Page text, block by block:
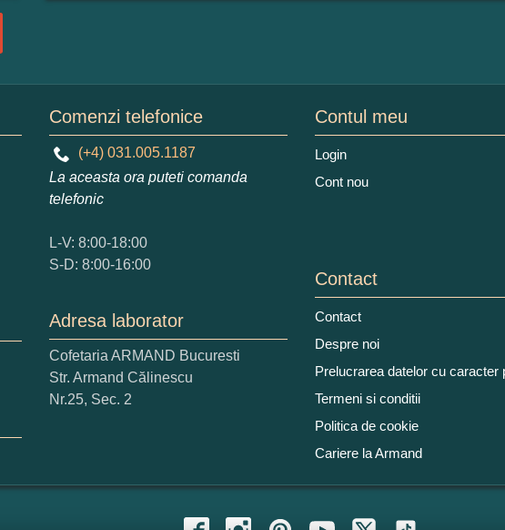
Adaugati o parere despre acest produs:
1 2 3
Nu tocmai bun
Excelent!
Copiati alaturi numarul din imagine:
Comenzi telefonice
(+4) 031.005.1187
La aceasta ora puteti comanda
telefonic
L-V: 8:00-18:00
S-D: 8:00-16:00
Adresa laborator
Cofetaria ARMAND Bucuresti
Str. Armand Călinescu
Nr.25, Sec. 2
Contul meu
Login
Cont nou
Contact
Contact
Despre noi
Prelucrarea datelor cu caracter
Termeni si conditii
Politica de cookie
Cariere la Armand